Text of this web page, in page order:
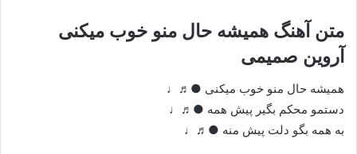
متن آهنگ همیشه حال منو خوب میکنی
آروین صمیمی
همیشه حال منو خوب میکنی ●♬♩
دستمو محکم بگیر پیش همه ●♬♩
به همه بگو دلت پیش منه ●♬♩